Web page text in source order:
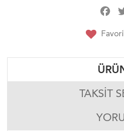
TAKSIT